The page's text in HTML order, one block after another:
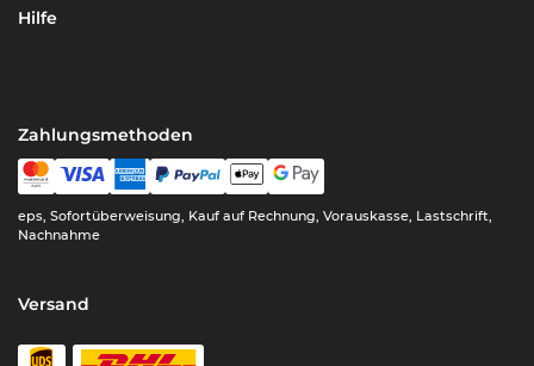
Hilfe
Zahlungsmethoden
eps, Sofortüberweisung, Kauf auf Rechnung, Vorauskasse, Lastschrift,
Nachnahme
Versand